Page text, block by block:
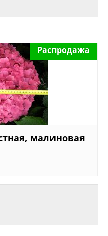
Распродажа
малиновая